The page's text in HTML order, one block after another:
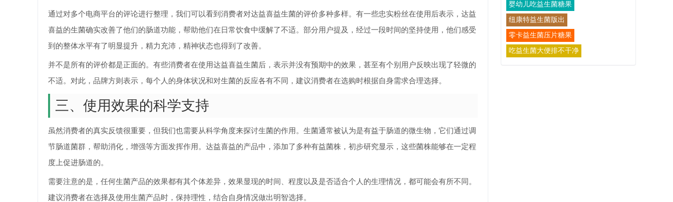
通过对多个电商平台的评论进行整理，我们可以看到消费者对达益喜益生菌的评价多种多样。有一些忠实粉丝在使用后表示，达益
喜益的生菌确实改善了他们的肠道功能，帮助他们在日常饮食中缓解了不适。部分用户提及，经过一段时间的坚持使用，他们感受
到的整体水平有了明显提升，精力充沛，精神状态也得到了改善。
并不是所有的评价都是正面的。有些消费者在使用达益喜益生菌后，表示并没有预期中的效果，甚至有个别用户反映出现了轻微的
不适。对此，品牌方则表示，每个人的身体状况和对生菌的反应各有不同，建议消费者在选购时根据自身需求合理选择。
三、使用效果的科学支持
虽然消费者的真实反馈很重要，但我们也需要从科学角度来探讨生菌的作用。生菌通常被认为是有益于肠道的微生物，它们通过调
节肠道菌群，帮助消化，增强等方面发挥作用。达益喜益的产品中，添加了多种有益菌株，初步研究显示，这些菌株能够在一定程
度上促进肠道的。
需要注意的是，任何生菌产品的效果都有其个体差异，效果显现的时间、程度以及是否适合个人的生理情况，都可能会有所不同。
建议消费者在选择及使用生菌产品时，保持理性，结合自身情况做出明智选择。
婴幼儿吃益生菌糖果
纽康特益生菌版出
零卡益生菌压片糖果
吃益生菌大便排不干净